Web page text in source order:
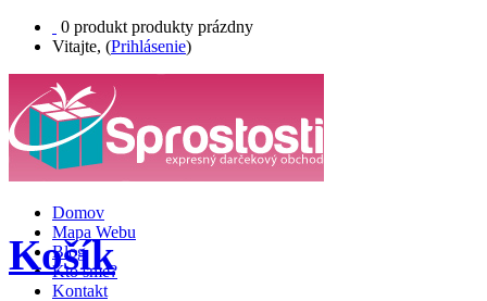
0 produkt produkty prázdny
Vitajte, (Prihlásenie)
Domov
Mapa Webu
Blog
Kto sme?
Kontakt
Košík